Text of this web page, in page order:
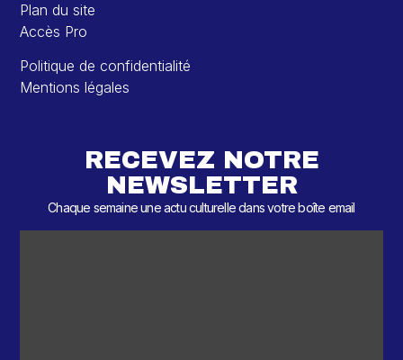
Plan du site
Accès Pro
Politique de confidentialité
Mentions légales
RECEVEZ NOTRE
NEWSLETTER
Chaque semaine une actu culturelle dans votre boîte email